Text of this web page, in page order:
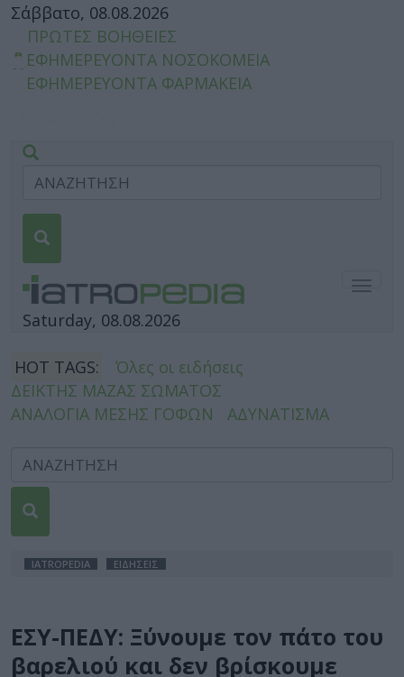
Σάββατο, 08.08.2026
ΠΡΩΤΕΣ ΒΟΗΘΕΙΕΣ
ΕΦΗΜΕΡΕΥΟΝΤΑ ΝΟΣΟΚΟΜΕΙΑ
ΕΦΗΜΕΡΕΥΟΝΤΑ ΦΑΡΜΑΚΕΙΑ
Saturday, 08.08.2026
HOT TAGS:
Όλες οι ειδήσεις
ΔΕΙΚΤΗΣ ΜΑΖΑΣ ΣΩΜΑΤΟΣ
ΑΝΑΛΟΓΙΑ ΜΕΣΗΣ ΓΟΦΩΝ
ΑΔΥΝΑΤΙΣΜΑ
IATROPEDIA ΕΙΔΗΣΕΙΣ
ΕΣΥ-ΠΕΔΥ: Ξύνουμε τον πάτο του
βαρελιού και δεν βρίσκουμε